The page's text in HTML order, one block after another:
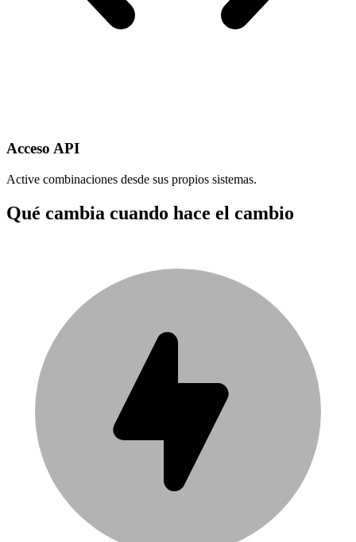
Acceso API
Active combinaciones desde sus propios sistemas.
Qué cambia cuando hace el cambio